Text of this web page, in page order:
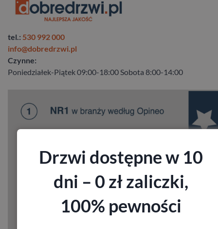
tel.: 530 992 000
info@dobredrzwi.pl
Czynne:
Poniedziałek-Piątek 09:00-18:00 Sobota 8:00-14:00
Drzwi dostępne w 10
dni – 0 zł zaliczki,
100% pewności